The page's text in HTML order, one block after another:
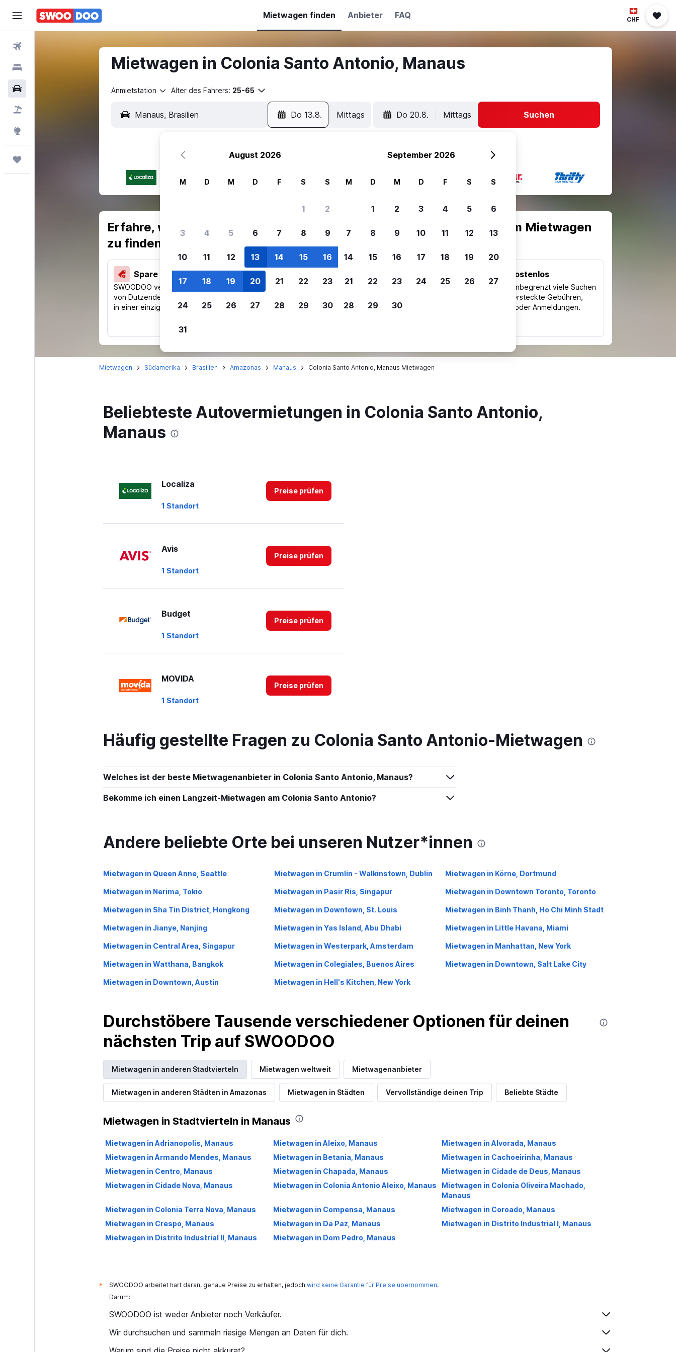
Mietwagen finden Anbieter FAQ CHF
Mietwagen in Colonia Santo Antonio, Manaus
Anmietstation Alter des Fahrers: 25-65
Do 13.8. Mittags Do 20.8. Mittags Suchen
Erfahre, warum unsere Reisenden sich für SWOODOO entscheiden, um Mietwagen
zu finden.
Spare 40 % und mehr
SWOODOO vergleicht Preise
von Dutzenden Reise-Websites
in einer einzigen Suche.
Preisalarm
Lass dich benachrichtigen,
um kein tolles Angebot zu
Anpassung von Trips
Mietwagenergebnisse nach
Kostenlos
Nutze unbegrenzt viele Suchen
ohne versteckte Gebühren,
Kosten oder Anmeldungen.
Mietwagen Südamerika Brasilien Amazonas Manaus Colonia Santo Antonio, Manaus Mietwagen
Beliebteste Autovermietungen in Colonia Santo Antonio,
Manaus
Localiza
1 Standort
Preise prüfen
Avis
1 Standort
Preise prüfen
Budget
1 Standort
Preise prüfen
MOVIDA
1 Standort
Preise prüfen
Movicar Rent a Car
1 Standort
Sixt
Dollar
1 Standort
Preise prüfen
1 Standort
Preise prüfen
Häufig gestellte Fragen zu Colonia Santo Antonio-Mietwagen
Welches ist der beste Mietwagenanbieter in Colonia Santo Antonio, Manaus?
Bekomme ich einen Langzeit-Mietwagen am Colonia Santo Antonio?
Andere beliebte Orte bei unseren Nutzer*innen
Mietwagen in Queen Anne, Seattle Mietwagen in Crumlin - Walkinstown, Dublin Mietwagen in Körne, Dortmund
Mietwagen in Nerima, Tokio Mietwagen in Pasir Ris, Singapur Mietwagen in Downtown Toronto, Toronto
Mietwagen in Sha Tin District, Hongkong Mietwagen in Downtown, St. Louis Mietwagen in Binh Thanh, Ho Chi Minh Stadt
Mietwagen in Jianye, Nanjing Mietwagen in Yas Island, Abu Dhabi Mietwagen in Little Havana, Miami
Mietwagen in Central Area, Singapur Mietwagen in Westerpark, Amsterdam Mietwagen in Manhattan, New York
Mietwagen in Watthana, Bangkok Mietwagen in Colegiales, Buenos Aires Mietwagen in Downtown, Salt Lake City
Mietwagen in Downtown, Austin Mietwagen in Hell's Kitchen, New York
Durchstöbere Tausende verschiedener Optionen für deinen
nächsten Trip auf SWOODOO
Mietwagen in anderen Stadtvierteln Mietwagen weltweit Mietwagenanbieter
Mietwagen in anderen Städten in Amazonas Mietwagen in Städten Vervollständige deinen Trip Beliebte Städte
Mietwagen in Stadtvierteln in Manaus
Mietwagen in Adrianopolis, Manaus Mietwagen in Aleixo, Manaus
Mietwagen in Alvorada, Manaus
Mietwagen in Armando Mendes, Manaus
Mietwagen in Betania, Manaus
Mietwagen in Cachoeirinha, Manaus
Mietwagen in Centro, Manaus
Mietwagen in Chapada, Manaus
Mietwagen in Cidade de Deus, Manaus
Mietwagen in Cidade Nova, Manaus
Mietwagen in Colonia Antonio Aleixo, Manaus
Mietwagen in Colonia Oliveira Machado,
Manaus
Mietwagen in Colonia Terra Nova, Manaus
Mietwagen in Compensa, Manaus
Mietwagen in Coroado, Manaus
Mietwagen in Crespo, Manaus
Mietwagen in Da Paz, Manaus
Mietwagen in Distrito Industrial I, Manaus
Mietwagen in Distrito Industrial II, Manaus
Mietwagen in Dom Pedro, Manaus
* SWOODOO arbeitet hart daran, genaue Preise zu erhalten, jedoch wird keine Garantie für Preise übernommen.
Darum:
SWOODOO ist weder Anbieter noch Verkäufer.
Wir durchsuchen und sammeln riesige Mengen an Daten für dich.
August 2026
M D M D F S S
1 2
3 4 5 6 7 8 9
10 11 12 13 14 15 16
17 18 19 20 21 22 23
24 25 26 27 28 29 30
31
September 2026
M D M D F S S
1 2 3 4 5 6
7 8 9 10 11 12 13
14 15 16 17 18 19 20
21 22 23 24 25 26 27
28 29 30